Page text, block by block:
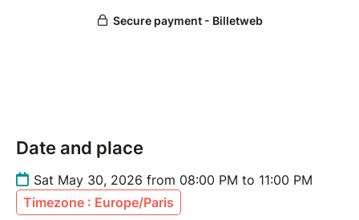
Date and place
Sat May 30, 2026 from 08:00 PM to 11:00 PM
Timezone : Europe/Paris